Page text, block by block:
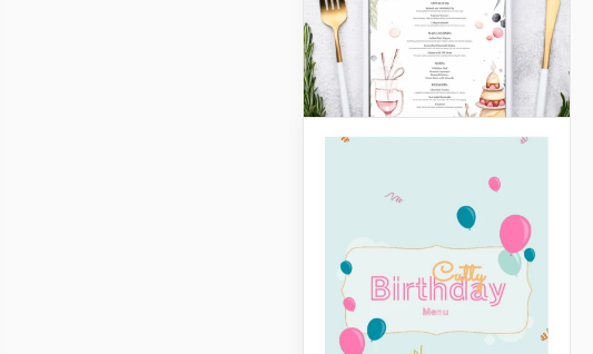
Cardápio de
Restaurante de